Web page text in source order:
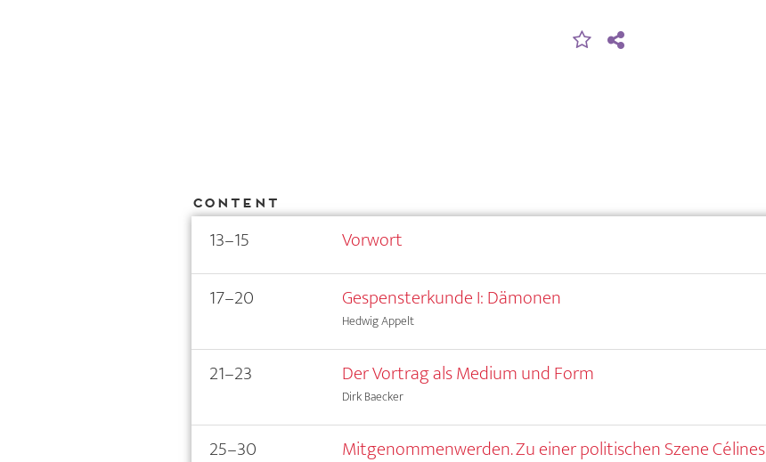
Content
13–15 Vorwort
17–20 Gespensterkunde I: Dämonen
Hedwig Appelt
21–23 Der Vortrag als Medium und Form
Dirk Baecker
25–30 Mitgenommenwerden. Zu einer politischen Szene Célines